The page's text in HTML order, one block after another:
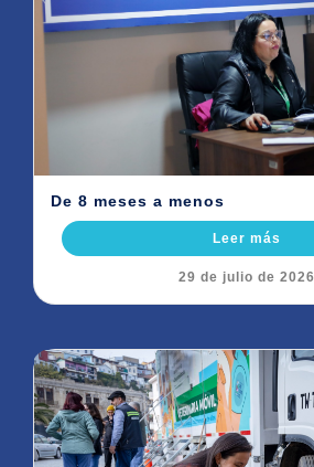
De 8 meses a menos
Leer más
29 de julio de 2026